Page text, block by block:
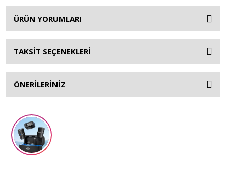
ÜRÜN YORUMLARI
TAKSİT SEÇENEKLERİ
ÖNERİLERİNİZ